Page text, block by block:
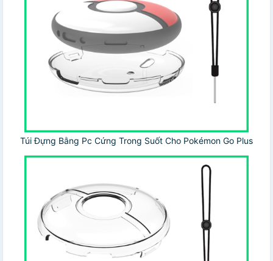
Túi Đựng Bằng Pc Cứng Trong Suốt Cho Pokémon Go Plus